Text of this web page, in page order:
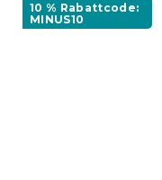
10 % Rabattcode:
MINUS10